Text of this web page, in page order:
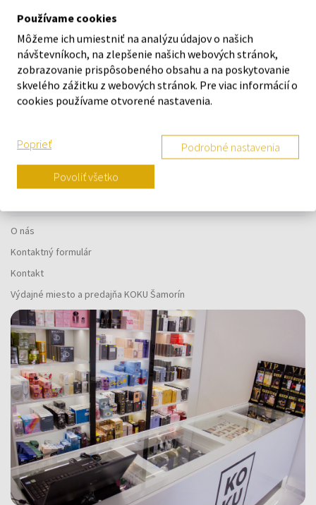
O ZNAČKE
Náš výber na mieru presne pre
vás
O nás
Kontaktný formulár
Kontakt
Výdajné miesto a predajňa KOKU Šamorín
Používame cookies
Môžeme ich umiestniť na analýzu údajov o našich
návštevníkoch, na zlepšenie našich webových stránok,
zobrazovanie prispôsobeného obsahu a na poskytovanie
skvelého zážitku z webových stránok. Pre viac informácií o
cookies používame otvorené nastavenia.
Poprieť Podrobné nastavenia
Povoliť všetko